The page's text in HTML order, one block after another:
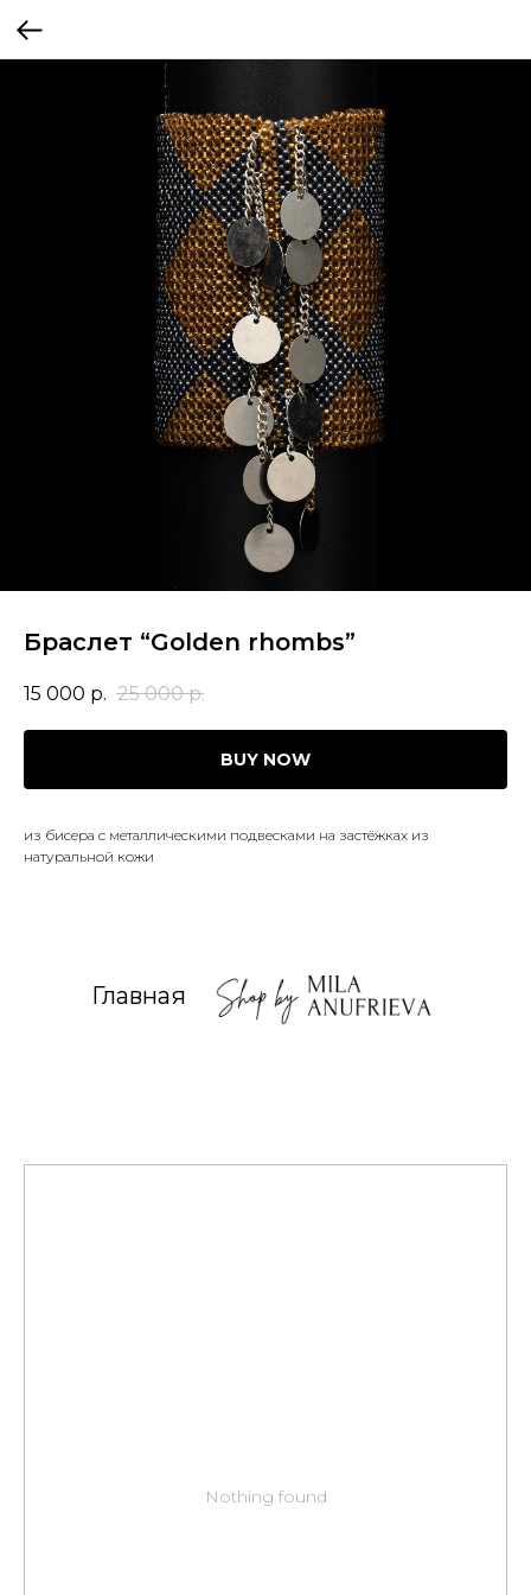
Браслет “Golden rhombs”
15 000 р. 25 000 р.
BUY NOW
из бисера с металлическими подвесками на застёжках из
натуральной кожи
Главная
Nothing found